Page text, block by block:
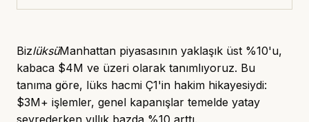
BizlüksüManhattan piyasasının yaklaşık üst %10'u,
kabaca $4M ve üzeri olarak tanımlıyoruz. Bu
tanıma göre, lüks hacmi Ç1'in hakim hikayesiydi:
$3M+ işlemler, genel kapanışlar temelde yatay
seyrederken yıllık bazda %10 arttı.